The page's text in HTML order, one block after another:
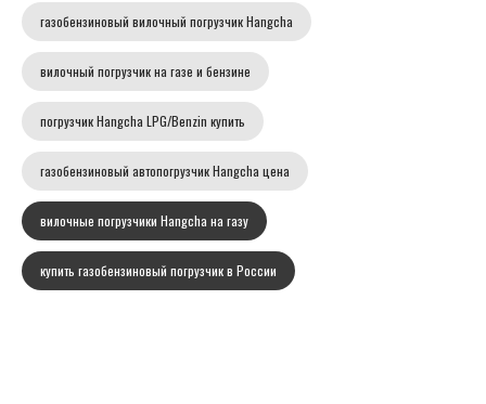
газобензиновый вилочный погрузчик Hangcha
вилочный погрузчик на газе и бензине
погрузчик Hangcha LPG/Benzin купить
газобензиновый автопогрузчик Hangcha цена
вилочные погрузчики Hangcha на газу
купить газобензиновый погрузчик в России